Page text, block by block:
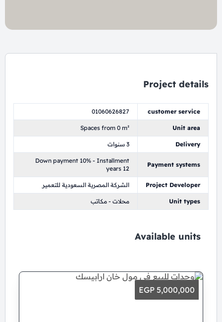
Project details
customer service
01060626827
Unit area
Spaces from 0 m²
Delivery 3 سنوات
Payment systems
Down payment 10% - Installment
years 12
Project Developer الشركة المصرية السعودية للتعمير
Unit types محلات - مكاتب
Available units
5,000,000 EGP